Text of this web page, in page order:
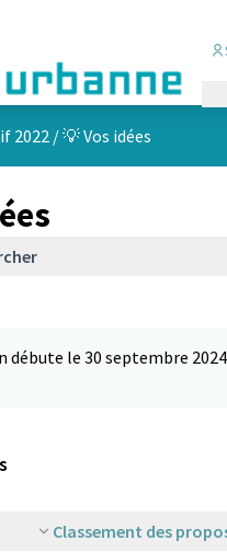
2022 /💡 Vos idées
débute le 30 septembre
Classement des